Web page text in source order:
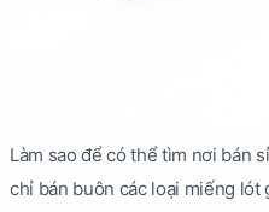
Làm sao để có thể tìm nơi bán
chỉ bán buôn các loại miếng lót